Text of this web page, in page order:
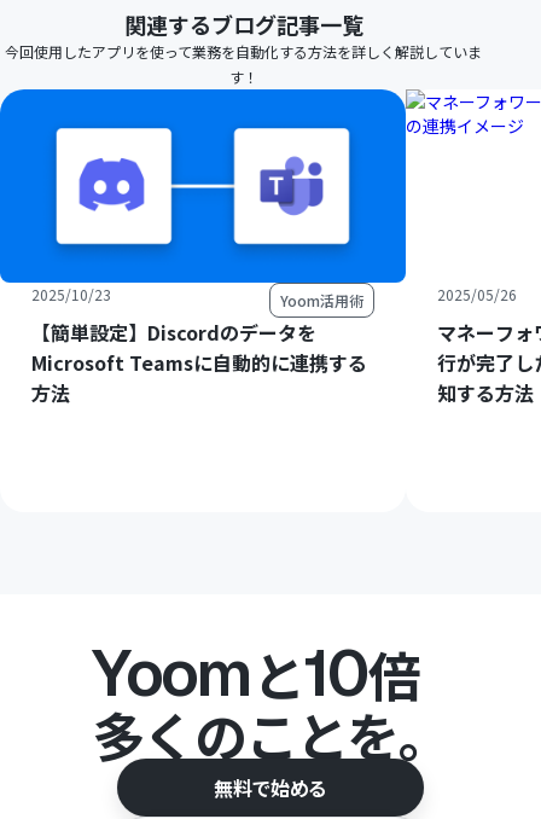
関連するブログ記事一覧
今回使用したアプリを使って業務を自動化する方法を詳しく解説していま
す！
2025/10/23 Yoom活用術
【簡単設定】Discordのデータを
Microsoft Teamsに自動的に連携する
方法
2025/05/26
マネーフ
行が完了
知する方法
Yoomと10倍
多くのことを。
無料で始める